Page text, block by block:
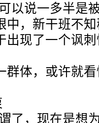
以说一多半是
中，新干班不
出现了一个讽刺
体，或许就看
，现在是想